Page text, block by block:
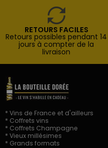
RETOURS FACILES
Retours possibles pendant 14
jours à compter de la
livraison
* Vins de France et d'ailleurs
* Coffrets vins
* Coffrets Champagne
* Vieux millésimes
* Grands formats